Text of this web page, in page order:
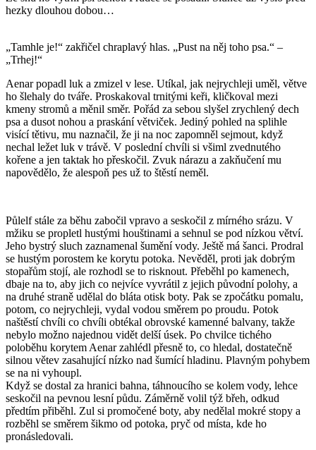
hezky dlouhou dobou…
„Tamhle je!“ zakřičel chraplavý hlas. „Pust na něj toho psa.“ –
„Trhej!“
Aenar popadl luk a zmizel v lese. Utíkal, jak nejrychleji uměl, větve
ho šlehaly do tváře. Proskakoval trnitými keři, kličkoval mezi
kmeny stromů a měnil směr. Pořád za sebou slyšel zrychlený dech
psa a dusot nohou a praskání větviček. Jediný pohled na splihle
visící tětivu, mu naznačil, že ji na noc zapomněl sejmout, když
nechal ležet luk v trávě. V poslední chvíli si všiml zvednutého
kořene a jen taktak ho přeskočil. Zvuk nárazu a zakňučení mu
napovědělo, že alespoň pes už to štěstí neměl.
Půlelf stále za běhu zabočil vpravo a seskočil z mírného srázu. V
mžiku se propletl hustými houštinami a sehnul se pod nízkou větví.
Jeho bystrý sluch zaznamenal šumění vody. Ještě má šanci. Prodral
se hustým porostem ke korytu potoka. Nevěděl, proti jak dobrým
stopařům stojí, ale rozhodl se to risknout. Přeběhl po kamenech,
dbaje na to, aby jich co nejvíce vyvrátil z jejich původní polohy, a
na druhé straně udělal do bláta otisk boty. Pak se zpočátku pomalu,
potom, co nejrychleji, vydal vodou směrem po proudu. Potok
naštěstí chvíli co chvíli obtékal obrovské kamenné balvany, takže
nebylo možno najednou vidět delší úsek. Po chvilce tichého
poloběhu korytem Aenar zahlédl přesně to, co hledal, dostatečně
silnou větev zasahující nízko nad šumící hladinu. Plavným pohybem
se na ni vyhoupl.
Když se dostal za hranici bahna, táhnoucího se kolem vody, lehce
seskočil na pevnou lesní půdu. Záměrně volil týž břeh, odkud
předtím přiběhl. Zul si promočené boty, aby nedělal mokré stopy a
rozběhl se směrem šikmo od potoka, pryč od místa, kde ho
pronásledovali.